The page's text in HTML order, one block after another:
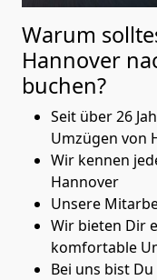
Warum
Hannover
buchen?
Seit über 26
Umzügen von
Wir kennen
Hannover
Unsere
Wir bieten Dir
komfortable
Bei uns bist